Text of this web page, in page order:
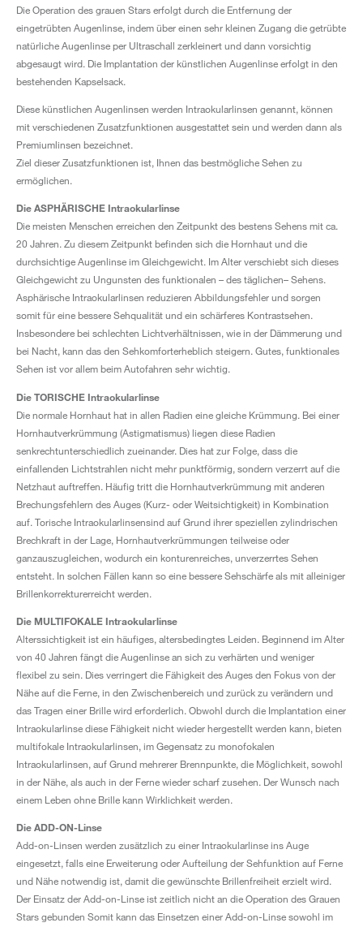
Die Operation des grauen Stars erfolgt durch die Entfernung der
eingetrübten Augenlinse, indem über einen sehr kleinen Zugang die getrübte
natürliche Augenlinse per Ultraschall zerkleinert und dann vorsichtig
abgesaugt wird. Die Implantation der künstlichen Augenlinse erfolgt in den
bestehenden Kapselsack.
Diese künstlichen Augenlinsen werden Intraokularlinsen genannt, können
mit verschiedenen Zusatzfunktionen ausgestattet sein und werden dann als
Premiumlinsen bezeichnet.
Ziel dieser Zusatzfunktionen ist, Ihnen das bestmögliche Sehen zu
ermöglichen.
Die ASPHÄRISCHE Intraokularlinse
Die meisten Menschen erreichen den Zeitpunkt des bestens Sehens mit ca.
20 Jahren. Zu diesem Zeitpunkt befinden sich die Hornhaut und die
durchsichtige Augenlinse im Gleichgewicht. Im Alter verschiebt sich dieses
Gleichgewicht zu Ungunsten des funktionalen – des täglichen– Sehens.
Asphärische Intraokularlinsen reduzieren Abbildungsfehler und sorgen
somit für eine bessere Sehqualität und ein schärferes Kontrastsehen.
Insbesondere bei schlechten Lichtverhältnissen, wie in der Dämmerung und
bei Nacht, kann das den Sehkomforterheblich steigern. Gutes, funktionales
Sehen ist vor allem beim Autofahren sehr wichtig.
Die TORISCHE Intraokularlinse
Die normale Hornhaut hat in allen Radien eine gleiche Krümmung. Bei einer
Hornhautverkrümmung (Astigmatismus) liegen diese Radien
senkrechtunterschiedlich zueinander. Dies hat zur Folge, dass die
einfallenden Lichtstrahlen nicht mehr punktförmig, sondern verzerrt auf die
Netzhaut auftreffen. Häufig tritt die Hornhautverkrümmung mit anderen
Brechungsfehlern des Auges (Kurz- oder Weitsichtigkeit) in Kombination
auf. Torische Intraokularlinsensind auf Grund ihrer speziellen zylindrischen
Brechkraft in der Lage, Hornhautverkrümmungen teilweise oder
ganzauszugleichen, wodurch ein konturenreiches, unverzerrtes Sehen
entsteht. In solchen Fällen kann so eine bessere Sehschärfe als mit alleiniger
Brillenkorrekturerreicht werden.
Die MULTIFOKALE Intraokularlinse
Alterssichtigkeit ist ein häufiges, altersbedingtes Leiden. Beginnend im Alter
von 40 Jahren fängt die Augenlinse an sich zu verhärten und weniger
flexibel zu sein. Dies verringert die Fähigkeit des Auges den Fokus von der
Nähe auf die Ferne, in den Zwischenbereich und zurück zu verändern und
das Tragen einer Brille wird erforderlich. Obwohl durch die Implantation einer
Intraokularlinse diese Fähigkeit nicht wieder hergestellt werden kann, bieten
multifokale Intraokularlinsen, im Gegensatz zu monofokalen
Intraokularlinsen, auf Grund mehrerer Brennpunkte, die Möglichkeit, sowohl
in der Nähe, als auch in der Ferne wieder scharf zusehen. Der Wunsch nach
einem Leben ohne Brille kann Wirklichkeit werden.
Die ADD-ON-Linse
Add-on-Linsen werden zusätzlich zu einer Intraokularlinse ins Auge
eingesetzt, falls eine Erweiterung oder Aufteilung der Sehfunktion auf Ferne
und Nähe notwendig ist, damit die gewünschte Brillenfreiheit erzielt wird.
Der Einsatz der Add-on-Linse ist zeitlich nicht an die Operation des Grauen
Stars gebunden Somit kann das Einsetzen einer Add-on-Linse sowohl im